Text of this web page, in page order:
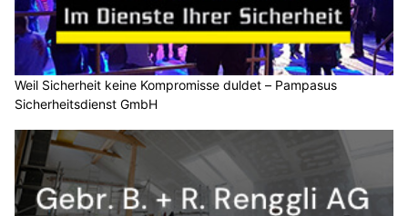
Weil Sicherheit keine Kompromisse duldet – Pampasus
Sicherheitsdienst GmbH